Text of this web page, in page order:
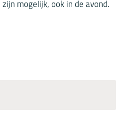
mogelijk, ook in de avond.